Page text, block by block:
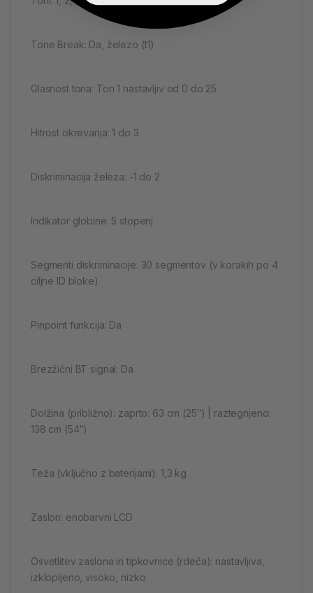
Tone Break: Da, železo (t1)
Glasnost tona: Ton 1 nastavljiv od 0 do 25
Hitrost okrevanja: 1 do 3
Diskriminacija železa: -1 do 2
Indikator globine: 5 stopenj
Segmenti diskriminacije: 30 segmentov (v korakih po 4
ciljne ID bloke)
Pinpoint funkcija: Da
Brezžični BT signal: Da
Dolžina (približno): zaprto: 63 cm (25″) | raztegnjeno:
138 cm (54″)
Teža (vključno z baterijami): 1,3 kg
Zaslon: enobarvni LCD
Osvetlitev zaslona in tipkovnice (rdeča): nastavljiva,
izklopljeno, visoko, nizko